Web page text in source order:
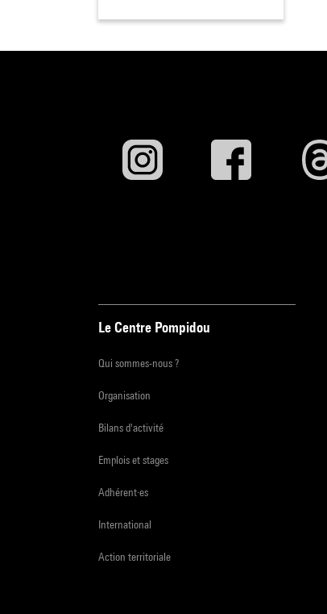
Le Centre Pompidou
Qui sommes-nous ?
Organisation
Bilans d'activité
Emplois et stages
Adhérent·es
International
Action territoriale